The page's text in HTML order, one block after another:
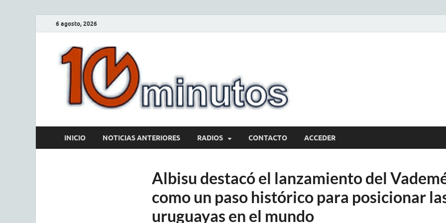
6 agosto, 2026
INICIO NOTICIAS ANTERIORES RADIOS CONTACTO ACCEDER
Albisu destacó el lanzamiento del
como un paso histórico para posicionar
uruguayas en el mundo